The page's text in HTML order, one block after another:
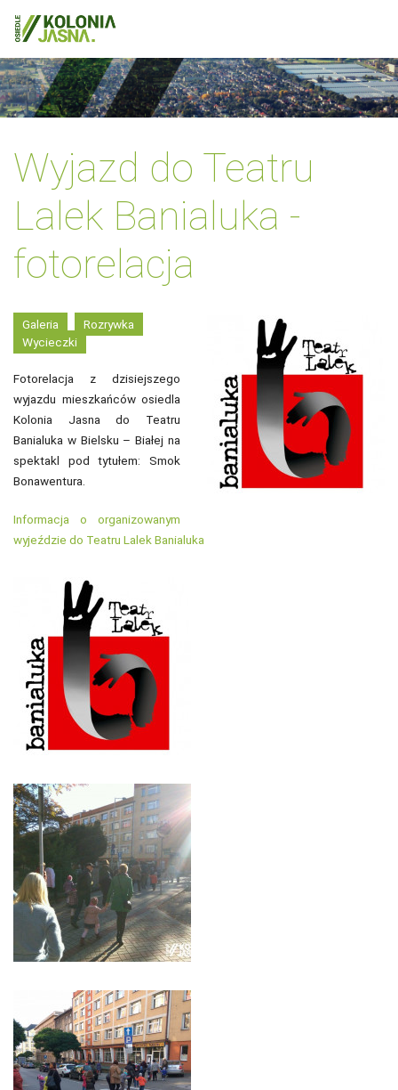
Wyjazd do Teatru
Lalek Banialuka -
fotorelacja
Galeria
Rozrywka
Wycieczki
Fotorelacja z dzisiejszego
wyjazdu mieszkańców osiedla
Kolonia Jasna do Teatru
Banialuka w Bielsku – Białej na
spektakl pod tytułem: Smok
Bonawentura.
Informacja o organizowanym
wyjeździe do Teatru Lalek Banialuka